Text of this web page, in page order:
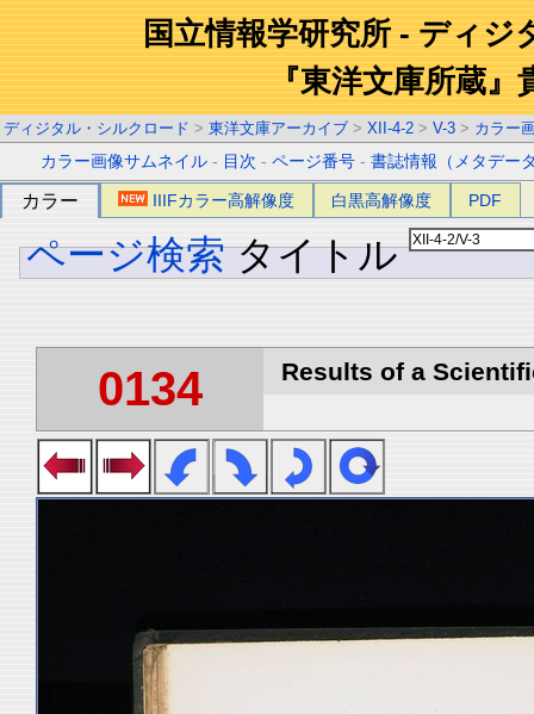
国立情報学研究所 - ディジ
『東洋文庫所蔵』
ディジタル・シルクロード > 東洋文庫アーカイブ > XII-4-2 > V-3 > カラー
カラー画像サムネイル - 目次 -ページ番号 -書誌情報（メタデー
カラー IIIFカラー高解像度 白黒高解像度 PDF
ページ検索 タイトル
0134 Results of a